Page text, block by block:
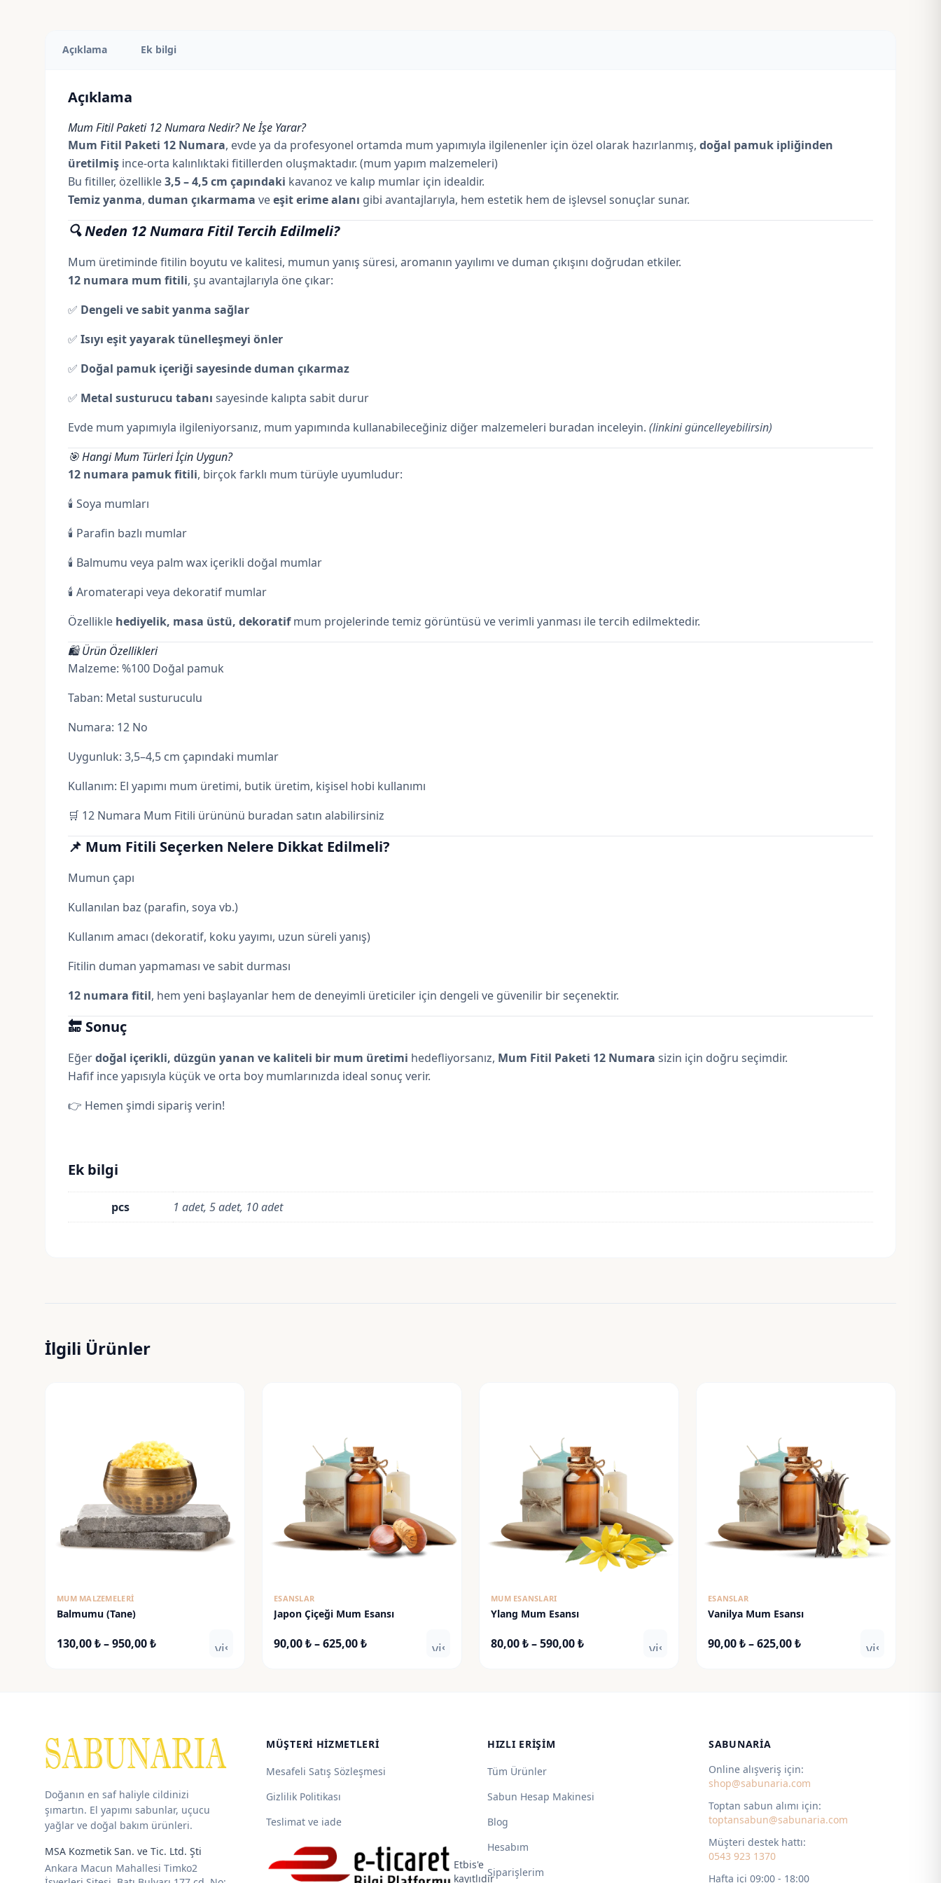
Açıklama Ek bilgi
Açıklama
Mum Fitil Paketi 12 Numara Nedir? Ne İşe Yarar?
Mum Fitil Paketi 12 Numara, evde ya da profesyonel ortamda mum yapımıyla ilgilenenler için özel olarak hazırlanmış, doğal pamuk ipliğinden
üretilmiş ince-orta kalınlıktaki fitillerden oluşmaktadır. (mum yapım malzemeleri)
Bu fitiller, özellikle3,5 – 4,5 cm çapındaki kavanoz ve kalıp mumlar için idealdir.
Temiz yanma, duman çıkarmama veeşit erime alanı gibi avantajlarıyla, hem estetik hem de işlevsel sonuçlar sunar.
🔍 Neden 12 Numara Fitil Tercih Edilmeli?
Mum üretiminde fitilin boyutu ve kalitesi, mumun yanış süresi, aromanın yayılımı ve duman çıkışını doğrudan etkiler.
12 numara mum fitili, şu avantajlarıyla öne çıkar:
✅ Dengeli ve sabit yanma sağlar
✅ Isıyı eşit yayarak tünelleşmeyi önler
✅ Doğal pamuk içeriği sayesinde duman çıkarmaz
✅ Metal susturucu tabanı sayesinde kalıpta sabit durur
Evde mum yapımıyla ilgileniyorsanız, mum yapımında kullanabileceğiniz diğer malzemeleri buradan inceleyin. (linkini güncelleyebilirsin)
🎯 Hangi Mum Türleri İçin Uygun?
12 numara pamuk fitili, birçok farklı mum türüyle uyumludur:
🕯️ Soya mumları
🕯️ Parafin bazlı mumlar
🕯️ Balmumu veya palm wax içerikli doğal mumlar
🕯️ Aromaterapi veya dekoratif mumlar
Özellikle hediyelik, masa üstü, dekoratifmum projelerinde temiz görüntüsü ve verimli yanması ile tercih edilmektedir.
🛍️ Ürün Özellikleri
Malzeme: %100 Doğal pamuk
Taban: Metal susturuculu
Numara: 12 No
Uygunluk: 3,5–4,5 cm çapındaki mumlar
Kullanım: El yapımı mum üretimi, butik üretim, kişisel hobi kullanımı
🛒 12 Numara Mum Fitili ürününü buradan satın alabilirsiniz
📌 Mum Fitili Seçerken Nelere Dikkat Edilmeli?
Mumun çapı
Kullanılan baz (parafin, soya vb.)
Kullanım amacı (dekoratif, koku yayımı, uzun süreli yanış)
Fitilin duman yapmaması ve sabit durması
12 numara fitil, hem yeni başlayanlar hem de deneyimli üreticiler için dengeli ve güvenilir bir seçenektir.
🔚 Sonuç
Eğerdoğal içerikli, düzgün yanan ve kaliteli bir mum üretimi hedefliyorsanız, Mum Fitil Paketi 12 Numara sizin için doğru seçimdir.
Hafif ince yapısıyla küçük ve orta boy mumlarınızda ideal sonuç verir.
👉 Hemen şimdi sipariş verin!
Ek bilgi
pcs 1 adet, 5 adet, 10 adet
İlgili Ürünler
MUM MALZEMELERI
Balmumu (Tane)
130,00₺–950,00₺Fiyat
visibility
ESANSLAR
Japon Çiçeği Mum Esansı
90,00₺–625,00₺Fiyat
visibility
MUM ESANSLARI
Ylang Mum Esansı
80,00₺–590,00₺Fiyat
visibility
ESANSLAR
Vanilya Mum Esansı
90,00₺–625,00₺Fiyat
visibility
Doğanın en saf haliyle cildinizi
şımartın. El yapımı sabunlar, uçucu
yağlar ve doğal bakım ürünleri.
MSA Kozmetik San. ve Tic. Ltd. Şti
Ankara Macun Mahallesi Timko2
MÜŞTERI HIZMETLERI
Mesafeli Satış Sözleşmesi
Gizlilik Politikası
Teslimat ve iade
Etbis'e
kayıtlıdır
HIZLI ERIŞIM
Tüm Ürünler
Sabun Hesap Makinesi
Blog
Hesabım
Siparişlerim
SABUNARIA
Online alışveriş için:
shop@sabunaria.com
Toptan sabun alımı için:
toptansabun@sabunaria.com
Müşteri destek hattı:
0543 923 1370
Hafta içi 09:00 - 18:00